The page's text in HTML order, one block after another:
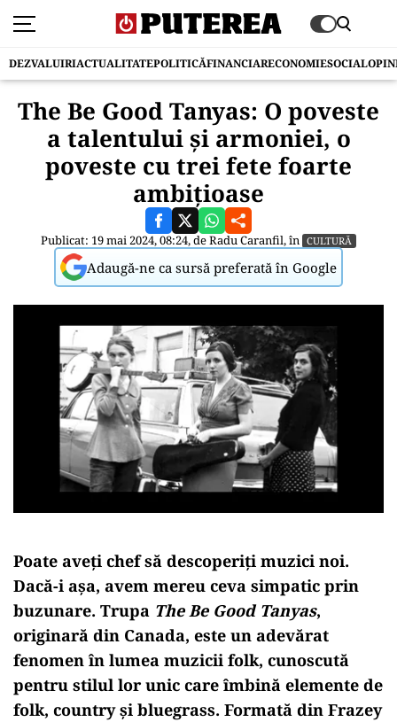
DEZVALUIRIACTUALITATEPOLITICĂFINANCIARECONOMIESOCIAL
The Be Good Tanyas: O poveste
a talentului și armoniei, o
poveste cu trei fete foarte
ambițioase
Publicat: 19 mai 2024, 08:24, deRadu Caranfil, în CULTURĂ
Adaugă-ne ca sursă preferată în Google
Poate aveți chef să descoperiți muzici noi.
Dacă-i așa, avem mereu ceva simpatic prin
buzunare. Trupa The Be Good Tanyas,
originară din Canada, este un adevărat
fenomen în lumea muzicii folk, cunoscută
pentru stilul lor unic care îmbină elemente de
folk, country și bluegrass. Formată din Frazey